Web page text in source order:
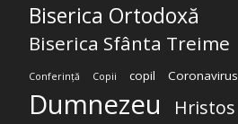
Biserica Ortodoxă
Biserica Sfânta Treime
Conferință Copii copil Coronavirus
Dumnezeu Hristos